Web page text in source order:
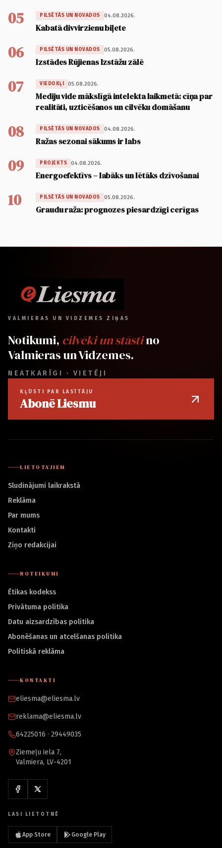
05 PILSĒTĀS UN NOVADOS 04.08.2026.
Kabatā divvirzienu biļete
06 PILSĒTĀS UN NOVADOS 05.08.2026.
Izstādes Rūjienas Izstāžu zālē
07 VIEDOKĻI 05.08.2026.
Mediju vide mākslīgā intelekta laikmetā: cīņa par
realitāti, uzticēšanos un cilvēku domāšanu
08 PILSĒTĀS UN NOVADOS 04.08.2026.
Ražas sezonai sākums ir labs
09 PROJEKTS 04.08.2026.
Energoefektīvs – labāks un lētāks dzīvošanai
10 PILSĒTĀS UN NOVADOS 05.08.2026.
Graudu raža: prognozes piesardzīgi cerīgas
VALMIERAS UN VIDZEMES ZIŅAS
Notikumi, cilvēki un stāstino
Valmieras un Vidzemes.
NEATKARĪGI · VIETĒJI
KĻŪSTI PAR LASĪTĀJU
Abonē Liesmu
LIETOTĀJIEM
Sludinājumi laikrakstā
Reklāma
Par mums
Kontakti
Ziņo redakcijai
NOTEIKUMI
Ētikas kodekss
Privātuma politika
Datu aizsardzības politika
Abonēšanas un atcelšanas politika
Politiskā reklāma
KONTAKTI
eliesma@eliesma.lv
reklama@eliesma.lv
64225016 · 29449035
Ziemeļu iela 7,
Valmiera, LV-4201
LASI LIETOTNĒ
App Store Google Play